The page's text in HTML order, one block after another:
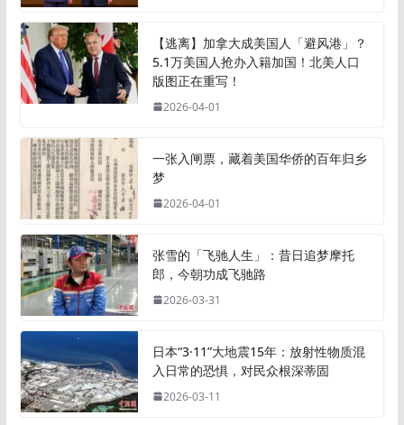
【逃离】加拿大成美国人「避风港」？
5.1万美国人抢办入籍加国！北美人口
版图正在重写！
2026-04-01
一张入闸票，藏着美国华侨的百年归乡
梦
2026-04-01
张雪的「飞驰人生」：昔日追梦摩托
郎，今朝功成飞驰路
2026-03-31
日本“3·11”大地震15年：放射性物质混
入日常的恐惧，对民众根深蒂固
2026-03-11